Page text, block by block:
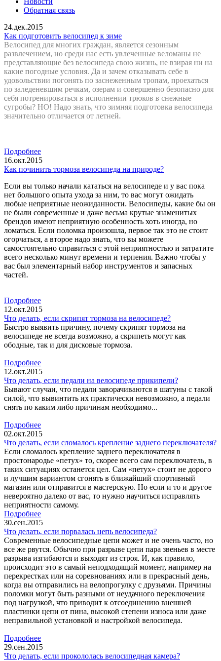
Обратная связь
24.дек.2015
Как подготовить велосипед к зиме
Велосипед для многих граждан, является сезонным
развлечением, но среди нас есть увлеченные веломаны не
представляющие без велосипеда свою жизнь, не взирая ни на
какие погодные условия. Да и зачем отказывать себе в
удовольствии погонять по заснеженным тропам, проехаться
по заледеневшим речкам, озерам и совершенно безопасно для
себя потренироваться в исполнении трюков в снежные
сугробы? НО! Надо знать, что зимняя подготовка велосипеда
значительно отличается от летней.
Подробнее
16.окт.2015
Как починить тормоза велосипеда на природе?
Если вы только начали кататься на велосипеде и у вас пока
нет большого опыта ухода за ним, то вас могут ожидать
любые неприятные неожиданности. Велосипеды, какие бы он
не были современные и даже весьма крутые знаменитых
брендов имеют неприятную особенность хоть иногда, но
ломаться. Если поломка произошла, первое так это не стоит
огорчаться, а второе надо знать, что вы можете
самостоятельно справиться с этой неприятностью и затратите
всего несколько минут времени и терпения. Важно чтобы у
вас был элементарный набор инструментов и запасных
частей.
Подробнее
12.окт.2015
Что делать, если скрипят тормоза на велосипеде?
Быстро выявить причину, почему скрипят тормоза на
велосипеде не всегда возможно, а скрипеть могут как
ободные, так и для дисковые тормоза.
Подробнее
12.окт.2015
Что делать, если педали на велосипеде прикипели?
Бывают случаи, что педали заворачиваются в шатуны с такой
силой, что вывинтить их практически невозможно, а педали
снять по каким либо причинам необходимо...
Подробнее
02.окт.2015
Что делать, если сломалось крепление заднего переключателя?
Если сломалось крепление заднего переключателя в
простонародье «петух» то, скорее всего сам переключатель, в
таких ситуациях останется цел. Сам «петух» стоит не дорого
и лучшим вариантом сгонять в ближайший спортивный
магазин или отправится в мастерскую. Но если и то и другое
невероятно далеко от вас, то нужно научиться исправлять
неприятности самому.
Подробнее
30.сен.2015
Что делать, если порвалась цепь велосипеда?
Современные велосипедные цепи может и не очень часто, но
все же рвутся. Обычно при разрыве цепи пара звеньев в месте
разрыва изгибаются и выходят из строя. И, как правило,
происходит это в самый неподходящий момент, например на
перекрестках или на соревнованиях или в прекрасный день,
когда вы отправились на велопрогулку с друзьями. Причины
поломки могут быть разными от неудачного переключения
под нагрузкой, что приводит к отсоединению внешней
пластинки цепи от пина, высокой степени износа или даже
неправильной установкой и настройкой велосипеда.
Подробнее
29.сен.2015
Что делать, если прокололась велосипедная камера?